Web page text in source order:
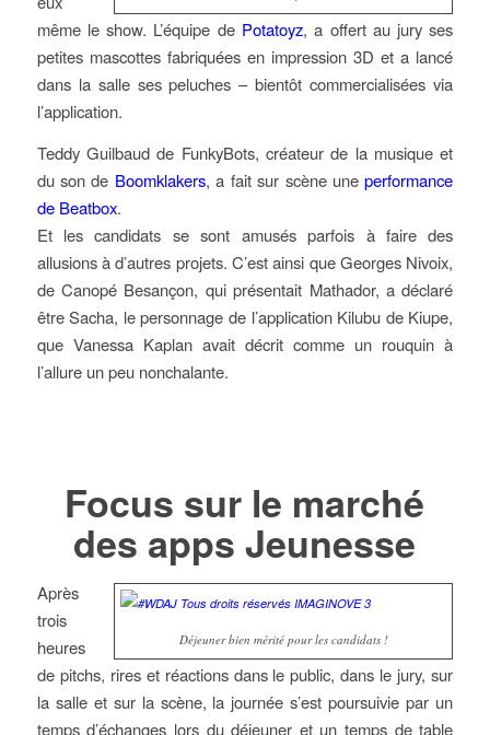
même le show. L’équipe de Potatoyz, a offert au jury ses
petites mascottes fabriquées en impression 3D et a lancé
dans la salle ses peluches – bientôt commercialisées via
l’application.
Teddy Guilbaud de FunkyBots, créateur de la musique et
du son de Boomklakers, a fait sur scène uneperformance
de Beatbox.
Et les candidats se sont amusés parfois à faire des
allusions à d’autres projets. C’est ainsi que Georges Nivoix,
de Canopé Besançon, qui présentait Mathador, a déclaré
être Sacha, le personnage de l’application Kilubu de Kiupe,
que Vanessa Kaplan avait décrit comme un rouquin à
l’allure un peu nonchalante.
Focus sur le marché
des apps Jeunesse
Déjeuner bien mérité pour les candidats !
Après
trois
heures
de pitchs, rires et réactions dans le public, dans le jury, sur
la salle et sur la scène, la journée s’est poursuivie par un
temps d’échanges lors du déjeuner et un temps de table